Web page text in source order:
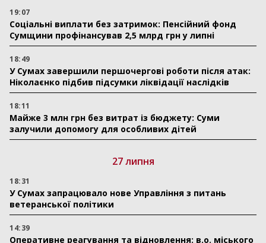
19:07
Соціальні виплати без затримок: Пенсійний фонд
Сумщини профінансував 2,5 млрд грн у липні
18:49
У Сумах завершили першочергові роботи після атак:
Ніколаєнко підбив підсумки ліквідації наслідків
18:11
Майже 3 млн грн без витрат із бюджету: Суми
залучили допомогу для особливих дітей
27 липня
18:31
У Сумах запрацювало нове Управління з питань
ветеранської політики
14:39
Оперативне реагування та відновлення: в.о. міського